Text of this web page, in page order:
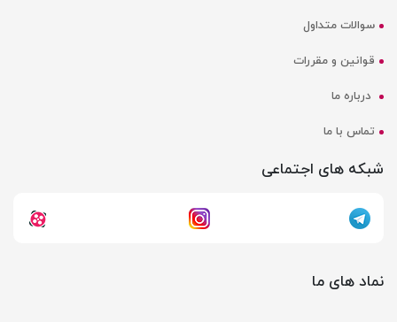
سوالات متداول
قوانین و مقررات
درباره ما
تماس با ما
شبکه های اجتماعی
نماد های ما